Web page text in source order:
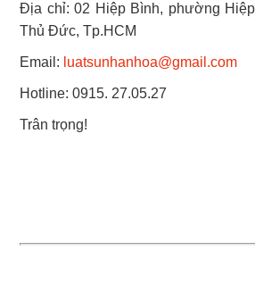
Địa chỉ: 02 Hiệp Bình, phường
Thủ Đức, Tp.HCM
Email: luatsunhanhoa@gmail.com
Hotline: 0915.
Trân trọng!